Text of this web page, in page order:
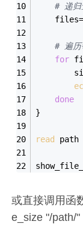
# 递归
# 遍历
for
done
}
read path
或直接调用函
e_size "/path/"